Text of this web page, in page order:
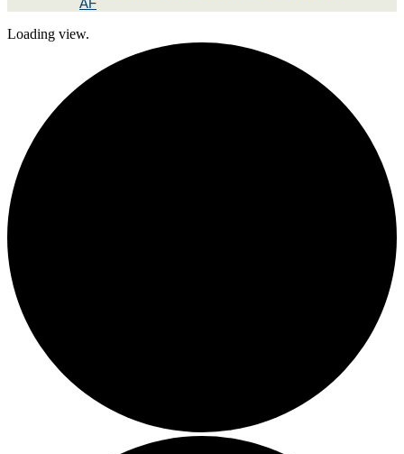
AF
Loading view.